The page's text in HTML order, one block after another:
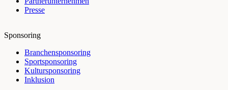
Presse
Sponsoring
Branchensponsoring
Sportsponsoring
Kultursponsoring
Inklusion